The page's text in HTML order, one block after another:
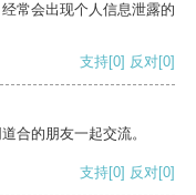
常会出现个人信息泄露的
支持[0] 反对[0]
合的朋友一起交流。
支持[0] 反对[0]